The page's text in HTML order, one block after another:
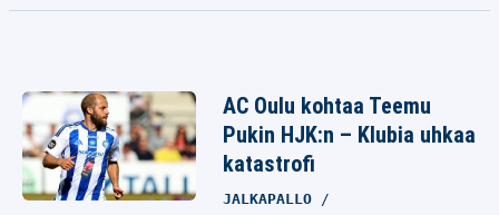
AC Oulu kohtaa Teemu
Pukin HJK:n – Klubia uhkaa
katastrofi
JALKAPALLO